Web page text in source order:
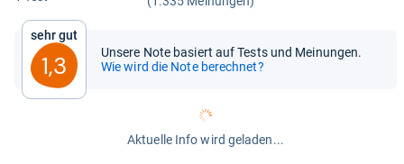
Sehr gut
1,3
Unsere Note basiert auf Tests und Meinungen.
Wie wird die Note berechnet?
Aktuelle Info wird geladen...